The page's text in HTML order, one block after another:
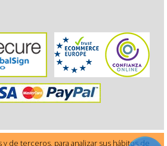
y de terceros, para analizar sus hábitos de